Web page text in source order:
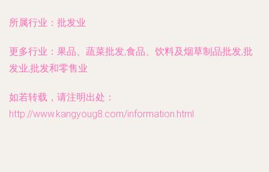
所属行业： 批发业
更多行业： 果品、蔬菜批发,食品、饮料及烟草制品批发,批
发业,批发和零售业
如若转载，请注明出处：
http://www.kangyoug8.com/information.html